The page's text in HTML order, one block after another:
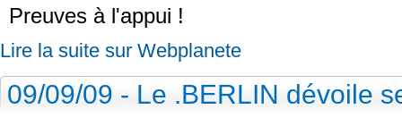
Preuves à l'appui !
Lire la suite sur Webplanete
09/09/09 - Le .BERLIN dévoile